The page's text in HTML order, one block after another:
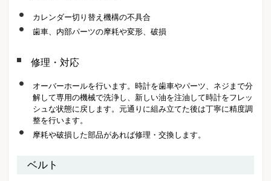
カレンダー切り替え機構の不具合
歯車、内部パーツの摩耗や変形、破損
修理・対応
オーバーホールを行います。時計を歯車やパーツ、ネジまで分
解して専用の機械で洗浄し、新しい油を注油して時計をフレッ
シュな状態に戻します。元通りに組み立てた後は丁寧に精度調
整を行います。
摩耗や破損した部品があれば修理・交換します。
ベルト